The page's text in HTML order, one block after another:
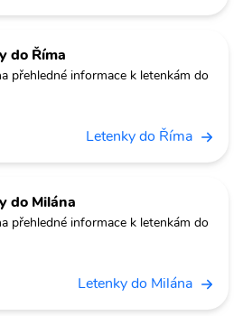
do Říma
přehledné informace k letenkám do
Letenky do Říma
do Milána
přehledné informace k letenkám do
Letenky do Milána